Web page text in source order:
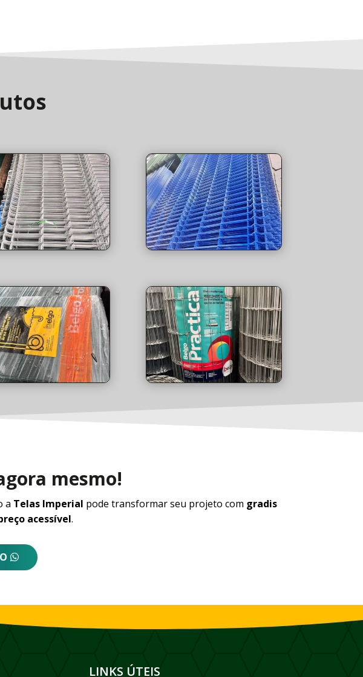
mesmo!
a Telas Imperial pode transformar seu projeto com gradis
acessível.
LINKS ÚTEIS